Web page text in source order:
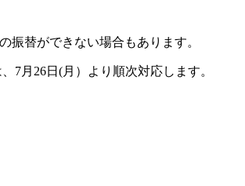
替ができない場合もあります。
7月26日(月）より順次対応します。